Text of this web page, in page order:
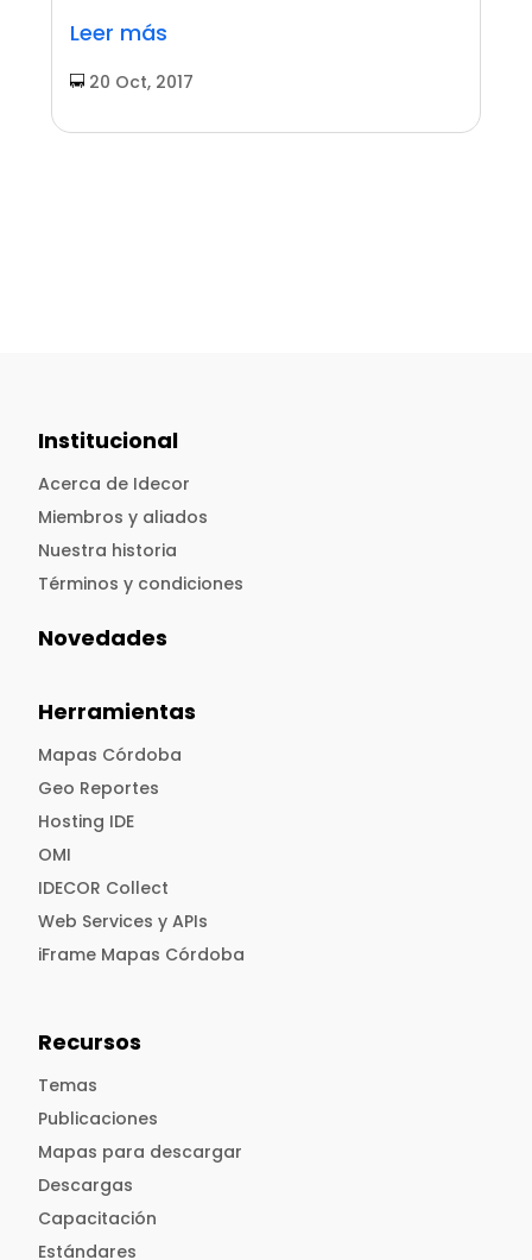
Leer más
20 Oct, 2017
Institucional
Acerca de Idecor
Miembros y aliados
Nuestra historia
Términos y condiciones
Novedades
Herramientas
Mapas Córdoba
Geo Reportes
Hosting IDE
OMI
IDECOR Collect
Web Services y APIs
iFrame Mapas Córdoba
Recursos
Temas
Publicaciones
Mapas para descargar
Descargas
Capacitación
Estándares